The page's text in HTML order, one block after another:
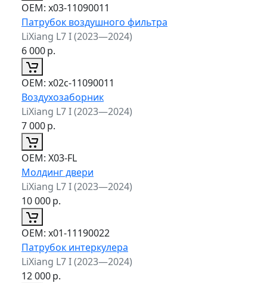
ОЕМ: x03-11090011
Патрубок воздушного фильтра
LiXiang L7 I (2023—2024)
6 000р.
ОЕМ: x02c-11090011
Воздухозаборник
LiXiang L7 I (2023—2024)
7 000р.
ОЕМ: X03-FL
Молдинг двери
LiXiang L7 I (2023—2024)
10 000р.
ОЕМ: x01-11190022
Патрубок интеркулера
LiXiang L7 I (2023—2024)
12 000р.